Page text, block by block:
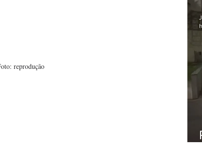
reprodução